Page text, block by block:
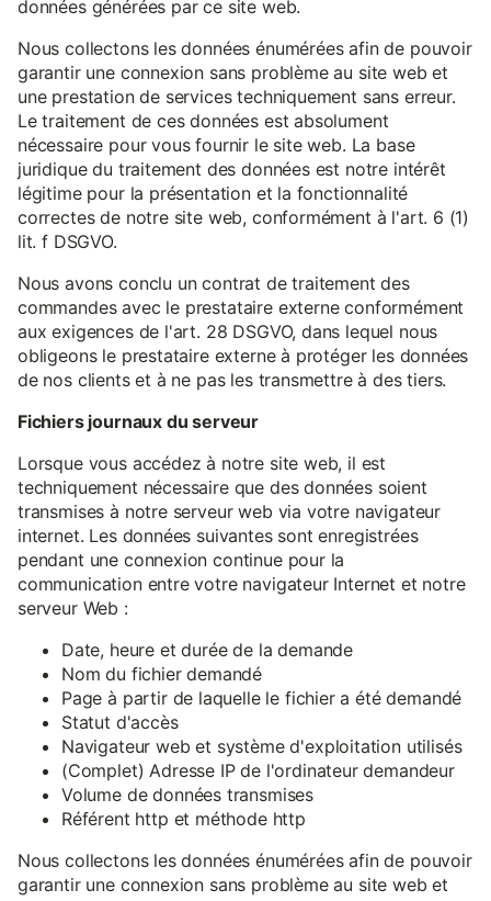
données générées par ce site web.
Nous collectons les données énumérées afin de pouvoir
garantir une connexion sans problème au site web et
une prestation de services techniquement sans erreur.
Le traitement de ces données est absolument
nécessaire pour vous fournir le site web. La base
juridique du traitement des données est notre intérêt
légitime pour la présentation et la fonctionnalité
correctes de notre site web, conformément à l'art. 6 (1)
lit. f DSGVO.
Nous avons conclu un contrat de traitement des
commandes avec le prestataire externe conformément
aux exigences de l'art. 28 DSGVO, dans lequel nous
obligeons le prestataire externe à protéger les données
de nos clients et à ne pas les transmettre à des tiers.
Fichiers journaux du serveur
Lorsque vous accédez à notre site web, il est
techniquement nécessaire que des données soient
transmises à notre serveur web via votre navigateur
internet. Les données suivantes sont enregistrées
pendant une connexion continue pour la
communication entre votre navigateur Internet et notre
serveur Web :
Date, heure et durée de la demande
Nom du fichier demandé
Page à partir de laquelle le fichier a été demandé
Statut d'accès
Navigateur web et système d'exploitation utilisés
(Complet) Adresse IP de l'ordinateur demandeur
Volume de données transmises
Référent http et méthode http
Nous collectons les données énumérées afin de pouvoir
garantir une connexion sans problème au site web et